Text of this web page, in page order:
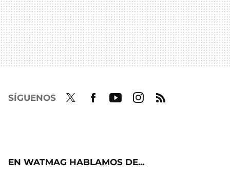
SÍGUENOS
EN WATMAG HABLAMOS DE...